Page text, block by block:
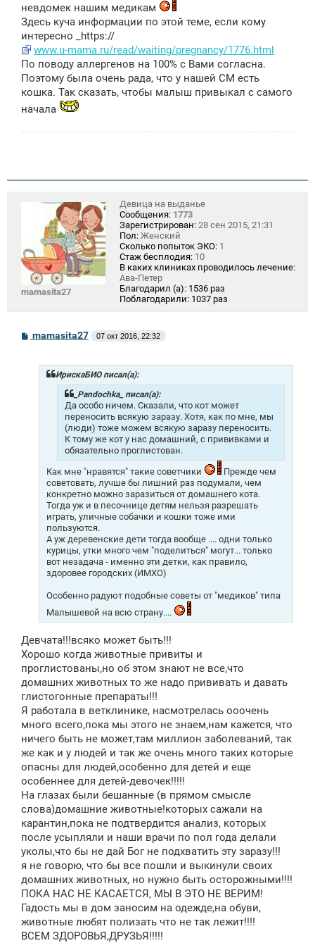
невдомек нашим медикам
Здесь куча информации по этой теме, если кому
интересно _https://
www.u-mama.ru/read/waiting/pregnancy/1776.html
По поводу аллергенов на 100% с Вами согласна.
Поэтому была очень рада, что у нашей СМ есть
кошка. Так сказать, чтобы малыш привыкал с самого
начала
mamasita27
Девица на выданье
Сообщения: 1773
Зарегистрирован: 28 сен 2015, 21:31
Пол: Женский
Сколько попыток ЭКО: 1
Стаж бесплодия: 10
В каких клиниках проводилось лечение:
Ава-Петер
Благодарил (а): 1536 раз
Поблагодарили: 1037 раз
Сmamasita27 07 окт 2016, 22:32
ИрискаБИО писал(а):
_Pandochka_ писал(а):
Да особо ничем. Сказали, что кот может
переносить всякую заразу. Хотя, как по мне, мы
(люди) тоже можем всякую заразу переносить.
К тому же кот у нас домашний, с прививками и
обязательно проглистован.
Как мне "нравятся" такие советчики
Прежде чем
советовать, лучше бы лишний раз подумали, чем
конкретно можно заразиться от домашнего кота.
Тогда уж и в песочнице детям нельзя разрешать
играть, уличные собачки и кошки тоже ими
пользуются.
А уж деревенские дети тогда вообще .... одни только
курицы, утки много чем "поделиться" могут... только
вот незадача - именно эти детки, как правило,
здоровее городских (ИМХО)
Особенно радуют подобные советы от "медиков" типа
Малышевой на всю страну....
Девчата!!!всяко может быть!!!
Хорошо когда животные привиты и
проглистованы,но об этом знают не все,что
домашних животных то же надо прививать и давать
глистогонные препараты!!!
Я работала в ветклинике, насмотрелась ооочень
много всего,пока мы этого не знаем,нам кажется, что
ничего быть не может,там миллион заболеваний, так
же как и у людей и так же очень много таких которые
опасны для людей,особенно для детей и еще
особеннее для детей-девочек!!!!!
На глазах были бешанные (в прямом смысле
слова)домашние животные!которых сажали на
карантин,пока не подтвердится анализ, которых
после усыпляли и наши врачи по пол года делали
уколы,что бы не дай Бог не подхватить эту заразу!!!
я не говорю, что бы все пошли и выкинули своих
домашних животных, но нужно быть осторожными!!!!
ПОКА НАС НЕ КАСАЕТСЯ, МЫ В ЭТО НЕ ВЕРИМ!
Гадость мы в дом заносим на одежде,на обуви,
животные любят полизать что не так лежит!!!!
ВСЕМ ЗДОРОВЬЯ,ДРУЗЬЯ!!!!!